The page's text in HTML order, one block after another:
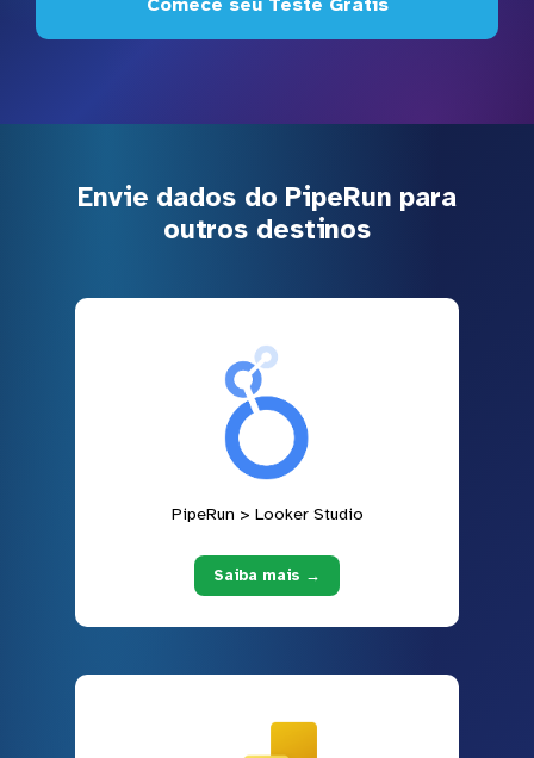
Comece seu Teste Grátis
Envie dados do PipeRun para
outros destinos
PipeRun > Looker Studio
Saiba mais →